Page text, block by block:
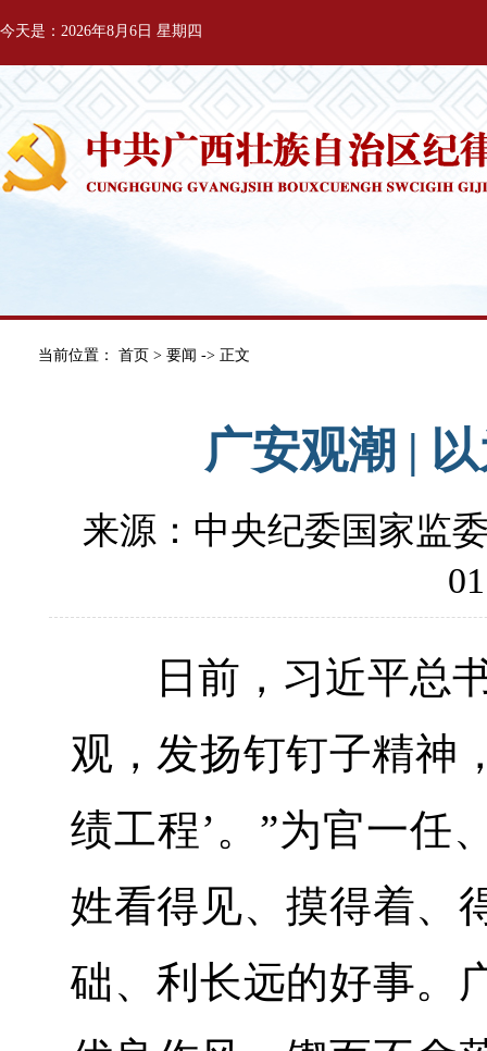
今天是：2026年8月6日 星期四
当前位置： 首页 > 要闻 -> 正文
广安观潮 |
来源：中央纪委国家监
日前，习近平总书
观，发扬钉钉子精神
绩工程’。”为官一任
姓看得见、摸得着、
础、利长远的好事。